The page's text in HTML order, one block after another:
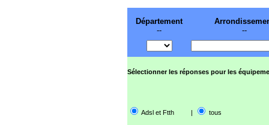
Département
--
--
Sélectionner les réponses pour les
Adsl et Ftth | tous